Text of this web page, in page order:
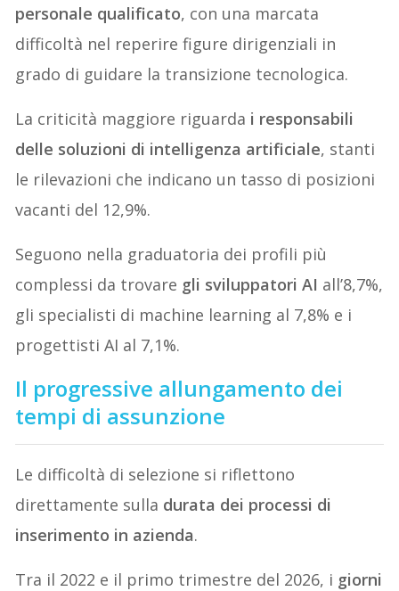
personale qualificato, con una marcata
difficoltà nel reperire figure dirigenziali in
grado di guidare la transizione tecnologica.
La criticità maggiore riguarda i responsabili
delle soluzioni di intelligenza artificiale, stanti
le rilevazioni che indicano un tasso di posizioni
vacanti del 12,9%.
Seguono nella graduatoria dei profili più
complessi da trovare gli sviluppatori AI all’8,7%,
gli specialisti di machine learning al 7,8% e i
progettisti AI al 7,1%.
Il progressive allungamento dei
tempi di assunzione
Le difficoltà di selezione si riflettono
direttamente sulla durata dei processi di
inserimento in azienda.
Tra il 2022 e il primo trimestre del 2026, i giorni